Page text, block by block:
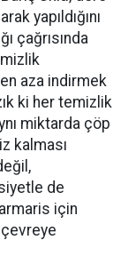
yapıldığını
çağrısında
aza indirmek
ki her temizlik
miktarda çöp
kalması
de
için